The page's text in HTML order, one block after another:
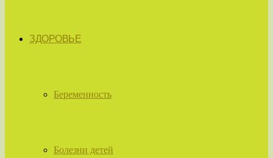
ЗДОРОВЬЕ
Беременность
Болезни детей